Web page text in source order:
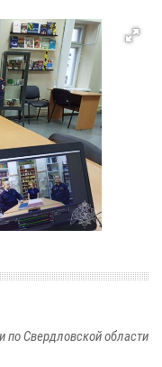
по Свердловской области